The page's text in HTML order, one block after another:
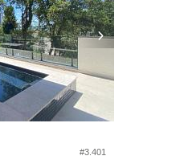
#3.401